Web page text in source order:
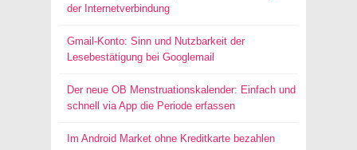
der Internetverbindung
Gmail-Konto: Sinn und Nutzbarkeit der
Lesebestätigung bei Googlemail
Der neue OB Menstruationskalender: Einfach und
schnell via App die Periode erfassen
Im Android Market ohne Kreditkarte bezahlen